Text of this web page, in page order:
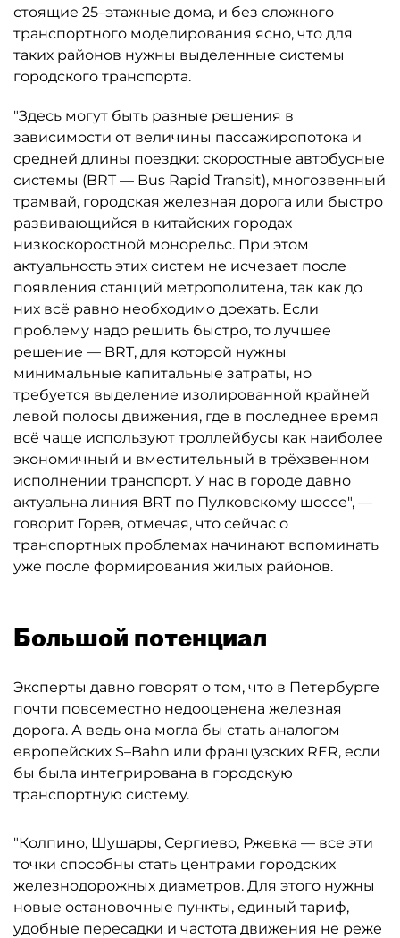
стоящие 25–этажные дома, и без сложного
транспортного моделирования ясно, что для
таких районов нужны выделенные системы
городского транспорта.
"Здесь могут быть разные решения в
зависимости от величины пассажиропотока и
средней длины поездки: скоростные автобусные
системы (BRT — Bus Rapid Transit), многозвенный
трамвай, городская железная дорога или быстро
развивающийся в китайских городах
низкоскоростной монорельс. При этом
актуальность этих систем не исчезает после
появления станций метрополитена, так как до
них всё равно необходимо доехать. Если
проблему надо решить быстро, то лучшее
решение — BRT, для которой нужны
минимальные капитальные затраты, но
требуется выделение изолированной крайней
левой полосы движения, где в последнее время
всё чаще используют троллейбусы как наиболее
экономичный и вместительный в трёхзвенном
исполнении транспорт. У нас в городе давно
актуальна линия BRT по Пулковскому шоссе", —
говорит Горев, отмечая, что сейчас о
транспортных проблемах начинают вспоминать
уже после формирования жилых районов.
Большой потенциал
Эксперты давно говорят о том, что в Петербурге
почти повсеместно недооценена железная
дорога. А ведь она могла бы стать аналогом
европейских S–Bahn или французских RER, если
бы была интегрирована в городскую
транспортную систему.
"Колпино, Шушары, Сергиево, Ржевка — все эти
точки способны стать центрами городских
железнодорожных диаметров. Для этого нужны
новые остановочные пункты, единый тариф,
удобные пересадки и частота движения не реже